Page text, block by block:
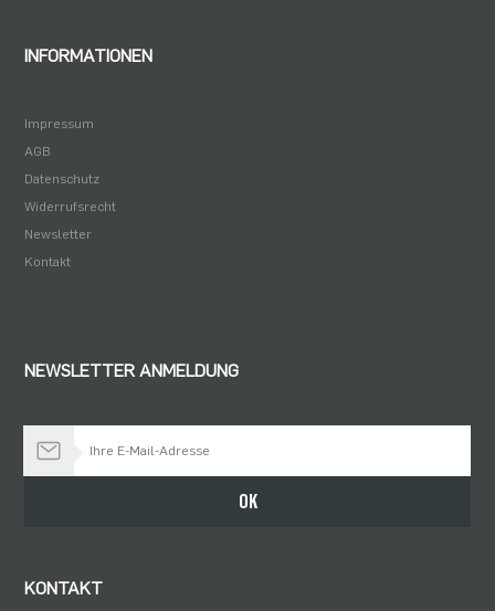
INFORMATIONEN
Impressum
AGB
Datenschutz
Widerrufsrecht
Newsletter
Kontakt
NEWSLETTER ANMELDUNG
OK
KONTAKT